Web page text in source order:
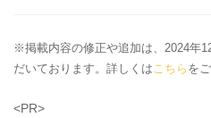
※掲載内容の修正や追加は、2024年
だいております。詳しくはこちら を
<PR>